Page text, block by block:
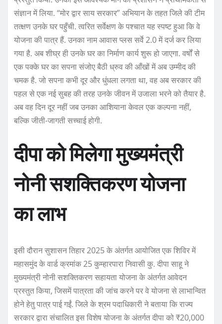
संज्ञान में लिया. “मोर द्वार साय सरकार” अभियान के तहत जिले की टीम
तत्क्षण उनके घर पहुँची. त्वरित सर्वेक्षण के पश्चात यह स्पष्ट हुआ कि वे
योजना की पात्र हैं. उनका नाम आवास प्लस सर्वे 2.0 में दर्ज कर लिया
गया है. अब शीघ्र ही उनके घर का निर्माण कार्य शुरू हो जाएगा. वर्षों से
एक पक्के घर का सपना संजोए बैठी ध्रुव की आँखों में अब उम्मीद की
चमक है. जो सपना कभी दूर और धुंधला लगता था, वह अब सरकार की
पहल से एक नई सुबह की तरह उनके जीवन में उजाला भरने को तैयार है.
अब वह दिन दूर नहीं जब उनका आशियाना केवल एक कल्पना नहीं,
बल्कि जीती-जागती सच्चाई होगी.
दीपा को मिलेगा मुख्यमंत्री
नोनी सशक्तिकरण योजना
का लाभ
इसी दौरान सुशासन तिहार 2025 के अंतर्गत आयोजित एक शिविर में
महासमुंद के वार्ड क्रमांक 25 कुम्हारपारा निवासी कु. दीपा साहू ने
मुख्यमंत्री नोनी सशक्तिकरण सहायता योजना के अंतर्गत आवेदन
प्रस्तुत किया, जिसमें पात्रता की जांच करने पर वे योजना से लाभान्वित
होने हेतु पात्र पाई गईं. जिले के श्रम पदाधिकारी ने बताया कि राज्य
सरकार द्वारा संचालित इस विशेष योजना के अंतर्गत दीपा को ₹20,000